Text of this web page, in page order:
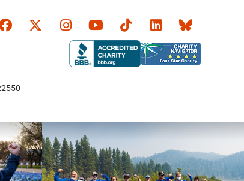
Faceboook
X Instagram
YouTubeTikTokLinkedInBluesky